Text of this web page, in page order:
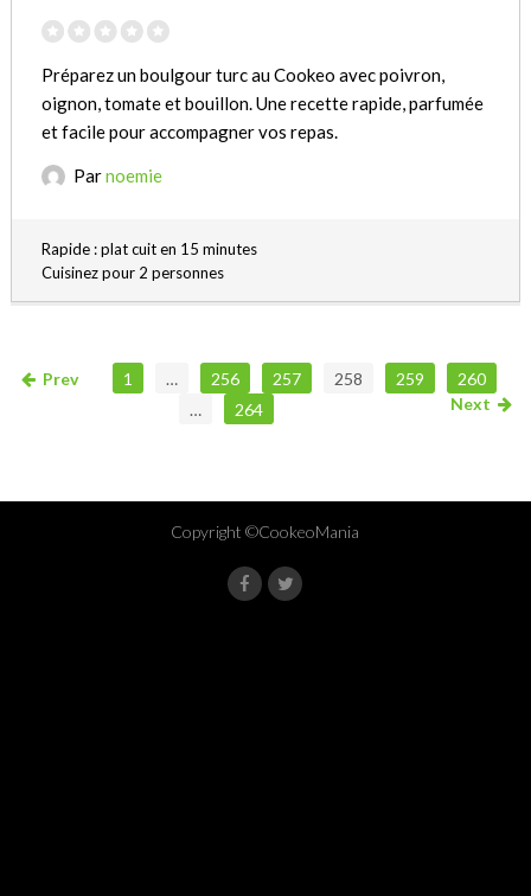
Préparez un boulgour turc au Cookeo avec poivron,
oignon, tomate et bouillon. Une recette rapide, parfumée
et facile pour accompagner vos repas.
Parnoemie
Rapide : plat cuit en 15 minutes
Cuisinez pour 2 personnes
Prev 1 … 256 257 258 259
260
…
264 Next
Copyright ©CookeoMania